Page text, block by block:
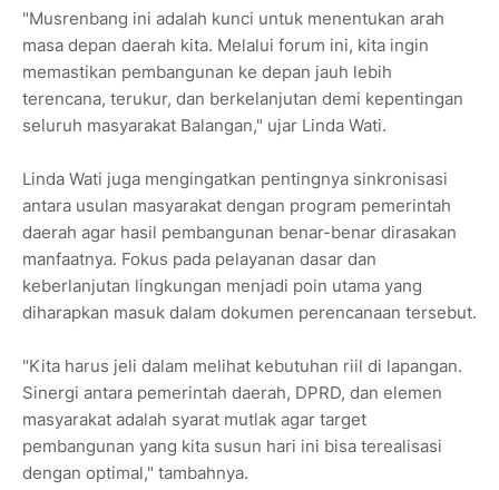
"Musrenbang ini adalah kunci untuk menentukan arah
masa depan daerah kita. Melalui forum ini, kita ingin
memastikan pembangunan ke depan jauh lebih
terencana, terukur, dan berkelanjutan demi kepentingan
seluruh masyarakat Balangan," ujar Linda Wati.
Linda Wati juga mengingatkan pentingnya sinkronisasi
antara usulan masyarakat dengan program pemerintah
daerah agar hasil pembangunan benar-benar dirasakan
manfaatnya. Fokus pada pelayanan dasar dan
keberlanjutan lingkungan menjadi poin utama yang
diharapkan masuk dalam dokumen perencanaan tersebut.
"Kita harus jeli dalam melihat kebutuhan riil di lapangan.
Sinergi antara pemerintah daerah, DPRD, dan elemen
masyarakat adalah syarat mutlak agar target
pembangunan yang kita susun hari ini bisa terealisasi
dengan optimal," tambahnya.